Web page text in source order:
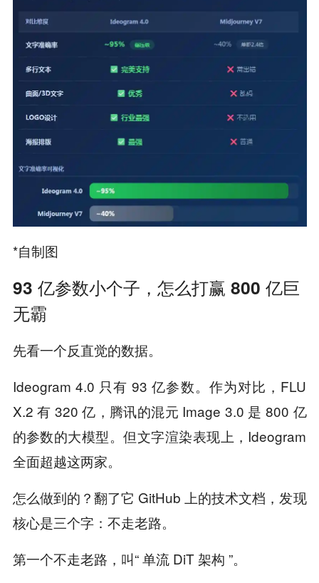
*自制图
93 亿参数小个子，怎么打赢 800 亿巨
无霸
先看一个反直觉的数据。
Ideogram 4.0 只有 93 亿参数。作为对比，FLU
X.2 有 320 亿，腾讯的混元 Image 3.0 是 800 亿
的参数的大模型。但文字渲染表现上，Ideogram
全面超越这两家。
怎么做到的？翻了它 GitHub 上的技术文档，发现
核心是三个字：不走老路。
第一个不走老路，叫“ 单流 DiT 架构 ”。